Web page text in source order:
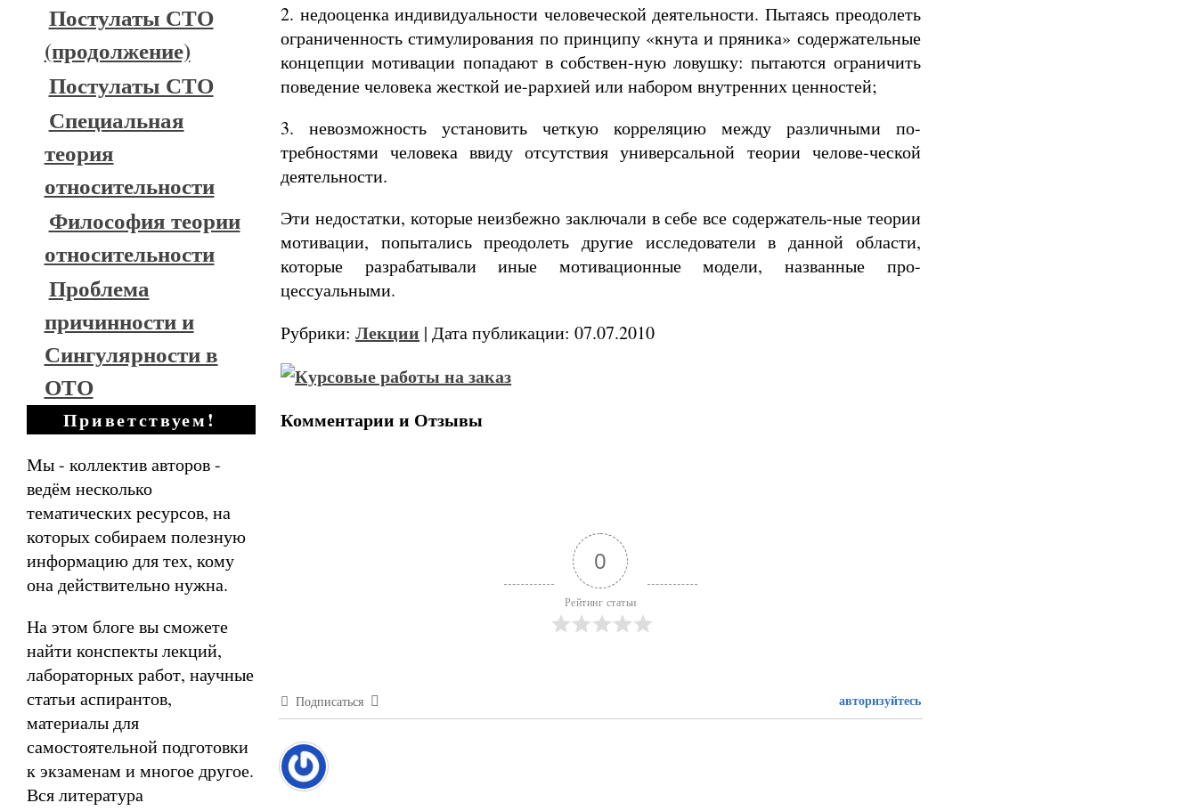
Постулаты СТО
(продолжение)
Постулаты СТО
Специальная
теория
относительности
Философия теории
относительности
Проблема
причинности и
Сингулярности в
ОТО
Приветствуем!
Мы - коллектив авторов -
ведём несколько
тематических ресурсов, на
которых собираем полезную
информацию для тех, кому
она действительно нужна.
На этом блоге вы сможете
найти конспекты лекций,
лабораторных работ, научные
статьи аспирантов,
материалы для
самостоятельной подготовки
к экзаменам и многое другое.
Вся литература
2. недооценка индивидуальности человеческой деятельности. Пытаясь преодолеть
ограниченность стимулирования по принципу «кнута и пряника» содержательные
концепции мотивации попадают в собствен-ную ловушку: пытаются ограничить
поведение человека жесткой ие-рархией или набором внутренних ценностей;
3. невозможность установить четкую корреляцию между различными по-
требностями человека ввиду отсутствия универсальной теории челове-ческой
деятельности.
Эти недостатки, которые неизбежно заключали в себе все содержатель-ные теории
мотивации, попытались преодолеть другие исследователи в данной области,
которые разрабатывали иные мотивационные модели, названные про-
цессуальными.
Рубрики:Лекции | Дата публикации: 07.07.2010
Комментарии и Отзывы
0
Рейтинг статьи
Подписаться авторизуйтесь